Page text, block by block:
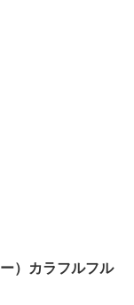
）カラフルフル